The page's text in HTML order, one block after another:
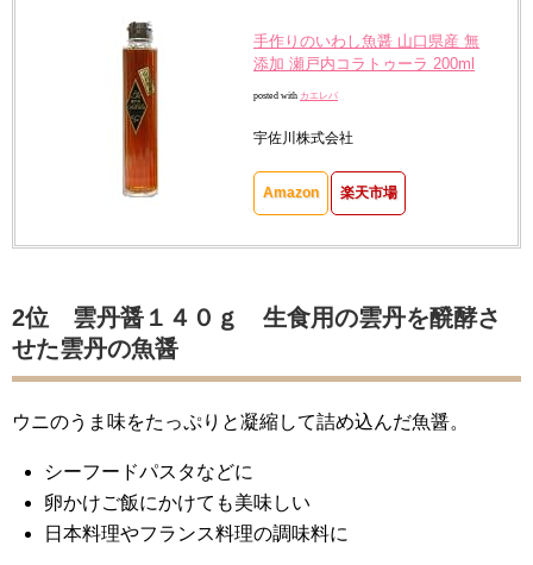
手作りのいわし魚醤 山口県産 無
添加 瀬戸内コラトゥーラ 200ml
posted with カエレバ
宇佐川株式会社
Amazon 楽天市場
2位 雲丹醤１４０ｇ 生食用の雲丹を醗酵さ
せた雲丹の魚醤
ウニのうま味をたっぷりと凝縮して詰め込んだ魚醤。
シーフードパスタなどに
卵かけご飯にかけても美味しい
日本料理やフランス料理の調味料に